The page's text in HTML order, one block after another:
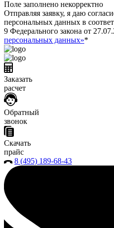
Поле заполнено некорректно
Отправляя заявку, я даю
персональных данных в
9 Федерального закона от
персональных данных»*
Заказать
расчет
Обратный
звонок
Скачать
прайс
8 (495) 189-68-43